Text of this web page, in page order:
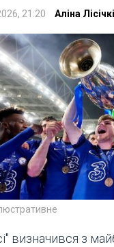
21:20 Аліна
визначився з